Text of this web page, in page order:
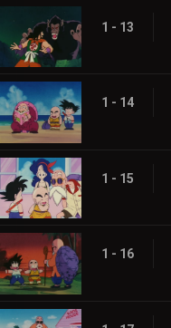
1 - 13
1 - 14
1 - 15
1 - 16